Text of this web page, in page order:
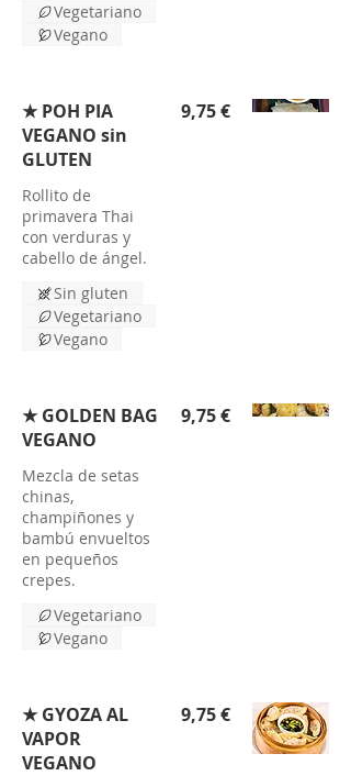
Vegetariano
Vegano
★ POH PIA
VEGANO sin
GLUTEN
Rollito de
primavera Thai
con verduras y
cabello de ángel.
9,75 €
Sin gluten
Vegetariano
Vegano
★ GOLDEN BAG
VEGANO
Mezcla de setas
chinas,
champiñones y
bambú envueltos
en pequeños
crepes.
9,75 €
Vegetariano
Vegano
★ GYOZA AL
VAPOR
VEGANO
9,75 €